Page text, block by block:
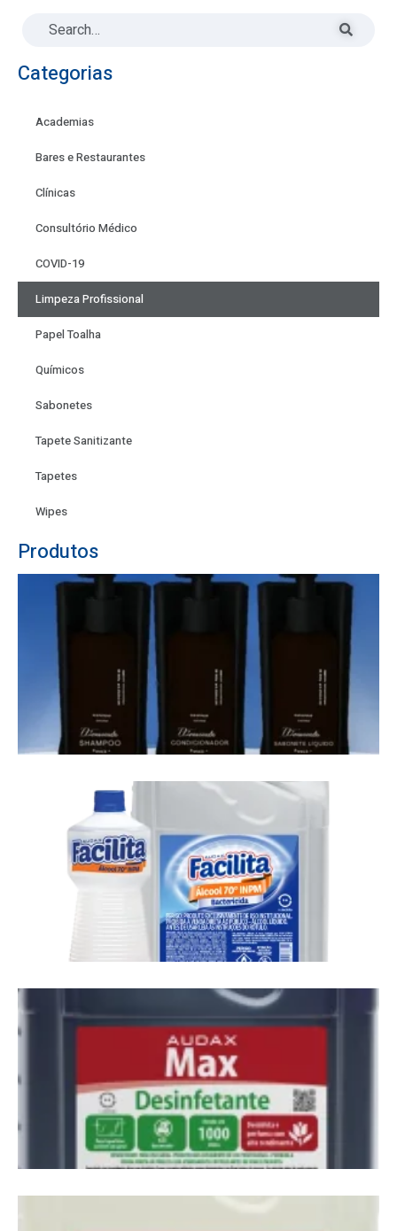
Categorias
Academias
Bares e Restaurantes
Clínicas
Consultório Médico
COVID-19
Limpeza Profissional
Papel Toalha
Químicos
Sabonetes
Tapete Sanitizante
Tapetes
Wipes
Produtos